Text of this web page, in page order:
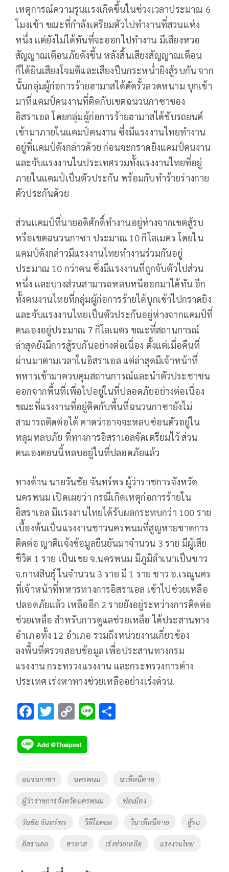
เหตุการณ์ความรุนแรงเกิดขึ้นในช่วงเวลาประมาณ 6
โมงเช้า ขณะที่กำลังเตรียมตัวไปทำงานที่สวนแห่ง
หนึ่ง แต่ยังไม่ได้ทันที่จะออกไปทำงาน มีเสียงหวอ
สัญญาณเตือนภัยดังขึ้น หลังสิ้นเสียงสัญญาณเตือน
ก็ได้ยินเสียงโจมตีและเสียงปืนกระหน่ำยิงสู้รบกัน จาก
นั้นกลุ่มผู้ก่อการร้ายฮามาสได้ตัดรั้วลวดหนาม บุกเข้า
มาที่แคมป์คนงานที่ติดกับเขตฉนวนกาซาของ
อิสราเอล โดยกลุ่มผู้ก่อการร้ายฮามาสได้ขับรถยนต์
เข้ามาภายในแคมป์คนงาน ซึ่งมีแรงงานไทยทำงาน
อยู่ที่แคมป์ดังกล่าวด้วย ก่อนจะกราดยิงแคมป์คนงาน
และจับแรงงานในประเทศรวมทั้งแรงงานไทยที่อยู่
ภายในแคมป์เป็นตัวประกัน พร้อมกับทำร้ายร่างกาย
ตัวประกันด้วย
ส่วนแคมป์ที่นายอดิศักดิ์ทำงานอยู่ห่างจากเขตสู้รบ
หรือเขตฉนวนกาซา ประมาณ 10 กิโลเมตร โดยใน
แคมป์ดังกล่าวมีแรงงานไทยทำงานร่วมกันอยู่
ประมาณ 10 กว่าคน ซึ่งมีแรงงานที่ถูกจับตัวไปส่วน
หนึ่ง และบางส่วนสามารถหลบหนีออกมาได้ทัน อีก
ทั้งคนงานไทยที่กลุ่มผู้ก่อการร้ายได้บุกเข้าไปกราดยิง
และจับแรงงานไทยเป็นตัวประกันอยู่ห่างจากแคมป์ที่
ตนเองอยู่ประมาณ 7 กิโลเมตร ขณะที่สถานการณ์
ล่าสุดยังมีการสู้รบกันอย่างต่อเนื่อง ตั้งแต่เมื่อคืนที่
ผ่านมาตามเวลาในอิสราเอล แต่ล่าสุดมีเจ้าหน้าที่
ทหารเข้ามาควบคุมสถานการณ์และนำตัวประชาชน
ออกจากพื้นที่เพื่อไปอยู่ในที่ปลอดภัยอย่างต่อเนื่อง
ขณะที่แรงงานที่อยู่ติดกับพื้นที่ฉนวนกาซายังไม่
สามารถติดต่อได้ คาดว่าอาจจะหลบซ่อนตัวอยู่ใน
หลุมหลบภัย ที่ทางการอิสราเอลจัดเตรียมไว้ ส่วน
ตนเองตอนนี้หลบอยู่ในที่ปลอดภัยแล้ว
ทางด้าน นายวันชัย จันทร์พร ผู้ว่าราชการจังหวัด
นครพนม เปิดเผยว่า กรณีเกิดเหตุก่อการร้ายใน
อิสราเอล มีแรงงานไทยได้รับผลกระทบกว่า 100 ราย
เบื้องต้นเป็นแรงงานชาวนครพนมที่สูญหายขาดการ
ติดต่อ ญาติแจ้งข้อมูลยืนยันมาจำนวน 3 ราย มีผู้เสีย
ชีวิต 1 ราย เป็นเขย จ.นครพนม มีภูมิลำเนาเป็นชาว
จ.กาฬสินธุ์ ในจำนวน 3 ราย มี 1 ราย ชาว อ.เรณูนคร
ที่เจ้าหน้าที่ทหารทางการอิสราเอล เข้าไปช่วยเหลือ
ปลอดภัยแล้ว เหลืออีก 2 รายยังอยู่ระหว่างการติดต่อ
ช่วยเหลือ สำหรับการดูแลช่วยเหลือ ได้ประสานทาง
อำเภอทั้ง 12 อำเภอ รวมถึงหน่วยงานเกี่ยวข้อง
ลงพื้นที่ตรวจสอบข้อมูล เพื่อประสานทางกรม
แรงงาน กระทรวงแรงงาน และกระทรวงการต่าง
ประเทศ เร่งหาทางช่วยเหลืออย่างเร่งด่วน.
F
e
b
o
k
T
tt
er
C
p
y
Li
k
Li
Tags
ฉนวนกาซา นครพนม นาทีหนีตาย
ผู้ว่าราชการจังหวัดนครพนม พ่อเมือง
วันชัย จันทร์พร วิดีโอคอล วินาทีหนีตาย สู้รบ
อิสราเอล ฮามาส เร่งช่วยเหลือ แรงงานไทย